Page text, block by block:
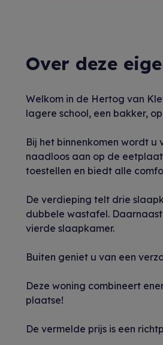
Over deze
Welkom in de Hertog van
lagere school, een bakker,
Bij het binnenkomen wordt
naadloos aan op de
toestellen en biedt alle
De verdieping telt drie
dubbele wastafel.
vierde slaapkamer.
Buiten geniet u van een
Deze woning combineert
plaatse!
De vermelde prijs is een